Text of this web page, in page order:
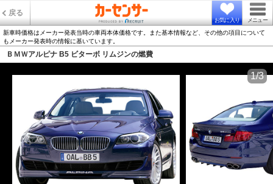
戻る
お気に入り メニュー
新車時価格はメーカー発表当時の車両本体価格です。また基本情報など、その他の項目について
もメーカー発表時の情報に基いています。
ＢＭＷアルピナ B5 ビターボ リムジンの燃費
1/3